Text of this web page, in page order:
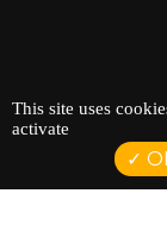
This site uses
activate